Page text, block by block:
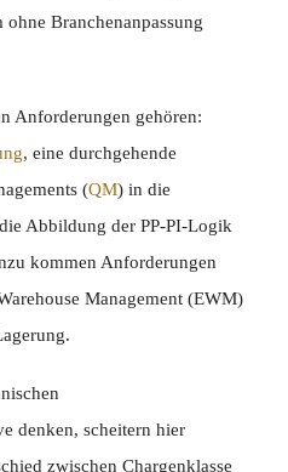
ohne Branchenanpassung
Anforderungen gehören:
, eine durchgehende
(QM) in die
Abbildung der PP-PI-Logik
kommen Anforderungen
Management (EWM)
denken, scheitern hier
zwischen Chargenklasse